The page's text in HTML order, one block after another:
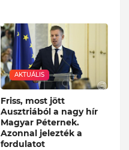
AKTUÁLIS
Friss, most jött
Ausztriából a nagy hír
Magyar Péternek.
Azonnal jelezték a
fordulatot